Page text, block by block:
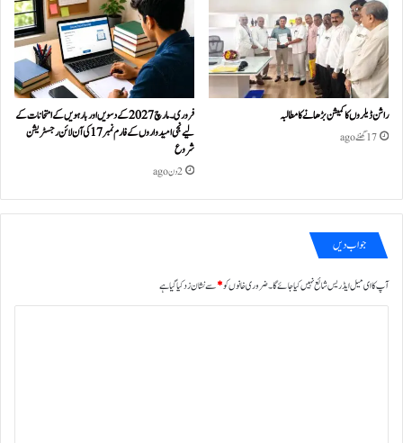
راشن ڈیلروں کا کمیشن بڑھانے کا مطالبہ
17 گھنٹے ago
فروری۔مارچ 2027 کے دسویں اور بارہویں کے امتحانات کے
لیے نجی امیدواروں کے فارم نمبر 17 کی آن لائن رجسٹریشن
شروع
2 دن ago
جواب دیں
آپ کا ای میل ایڈریس شائع نہیں کیا جائے گا۔ضروری خانوں کو*سے نشان زد کیا گیا ہے